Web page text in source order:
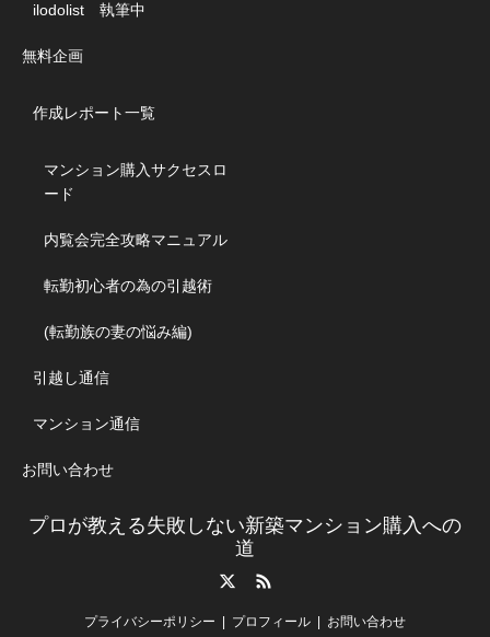
ilodolist 執筆中
無料企画
作成レポート一覧
マンション購入サクセスロ
ード
内覧会完全攻略マニュアル
転勤初心者の為の引越術
(転勤族の妻の悩み編)
引越し通信
マンション通信
お問い合わせ
プロが教える失敗しない新築マンション購入への
道
プライバシーポリシー プロフィール お問い合わせ